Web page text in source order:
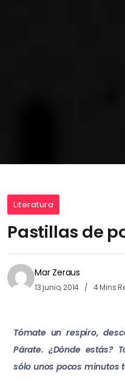
Literatura
Pastillas de
Mar Zeraus
13 junio, 2014 4 Mins
Tómate un respiro,
Párate. ¿Dónde estás?
sólo unos pocos minutos